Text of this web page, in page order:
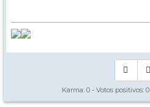
Karma: 0 - Votos positivos: 0